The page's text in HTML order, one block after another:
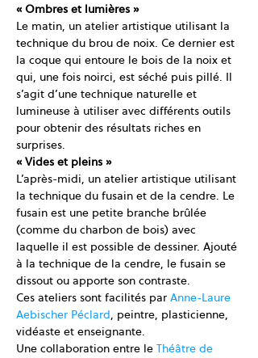
« Ombres et lumières »
Le matin, un atelier artistique utilisant la
technique du brou de noix. Ce dernier est
la coque qui entoure le bois de la noix et
qui, une fois noirci, est séché puis pillé. Il
s’agit d’une technique naturelle et
lumineuse à utiliser avec différents outils
pour obtenir des résultats riches en
surprises.
« Vides et pleins »
L’après-midi, un atelier artistique utilisant
la technique du fusain et de la cendre. Le
fusain est une petite branche brûlée
(comme du charbon de bois) avec
laquelle il est possible de dessiner. Ajouté
à la technique de la cendre, le fusain se
dissout ou apporte son contraste.
Ces ateliers sont facilités par Anne-Laure
Aebischer Péclard, peintre, plasticienne,
vidéaste et enseignante.
Une collaboration entre le Théâtre de